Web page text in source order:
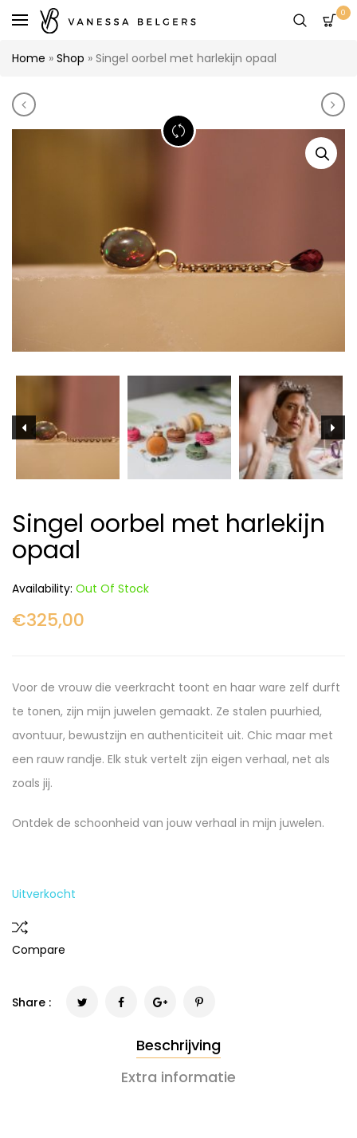
0
Home » Shop » Singel oorbel met harlekijn opaal
Product navigation
Spike oorbel 18 kt
360 PRODUCT VIEW
Singel oorbel met harlekijn
opaal
Availability: Out Of Stock
€325,00
Voor de vrouw die veerkracht toont en haar ware zelf durft
te tonen, zijn mijn juwelen gemaakt. Ze stalen puurhied,
avontuur, bewustzijn en authenticiteit uit. Chic maar met
een rauw randje. Elk stuk vertelt zijn eigen verhaal, net als
zoals jij.
Ontdek de schoonheid van jouw verhaal in mijn juwelen.
Uitverkocht
Compare
Share :
Beschrijving
Extra informatie